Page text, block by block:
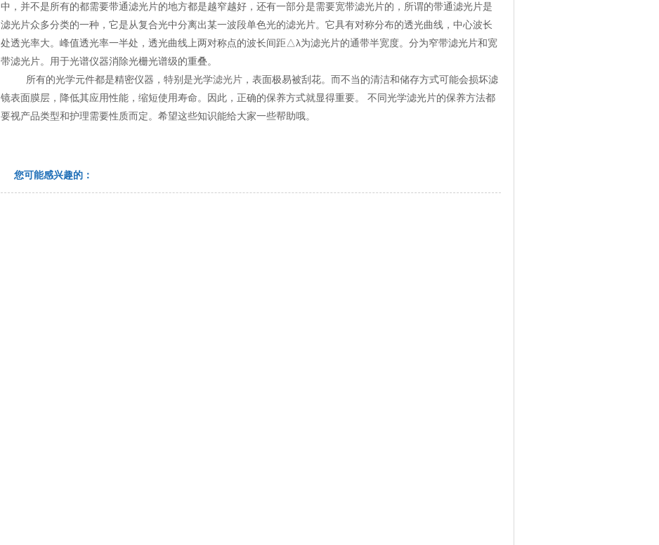
中，并不是所有的都需要带通滤光片的地方都是越窄越好，还有一部分是需要宽带滤光片的，所谓的带通滤光片是
滤光片众多分类的一种，它是从复合光中分离出某一波段单色光的滤光片。它具有对称分布的透光曲线，中心波长
处透光率大。峰值透光率一半处，透光曲线上两对称点的波长间距△λ为滤光片的通带半宽度。分为窄带滤光片和宽
带滤光片。用于光谱仪器消除光栅光谱级的重叠。
所有的光学元件都是精密仪器，特别是光学滤光片 ，表面极易被刮花。而不当的清洁和储存方式可能会损坏滤
镜表面膜层，降低其应用性能，缩短使用寿命。因此，正确的保养方式就显得重要。 不同光学滤光片的保养方法都
要视产品类型和护理需要性质而定。希望这些知识能给大家一些帮助哦。
您可能感兴趣的：